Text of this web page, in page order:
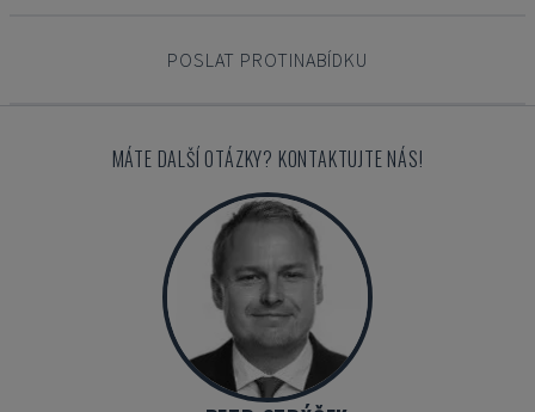
POSLAT PROTINABÍDKU
MÁTE DALŠÍ OTÁZKY? KONTAKTUJTE NÁS!